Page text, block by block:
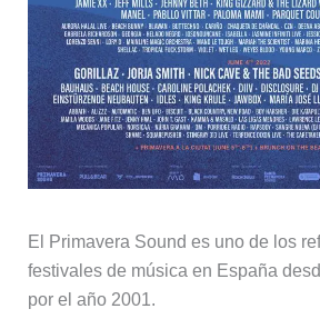
El Primavera Sound es uno de los
festivales de música en España
por el año 2001.